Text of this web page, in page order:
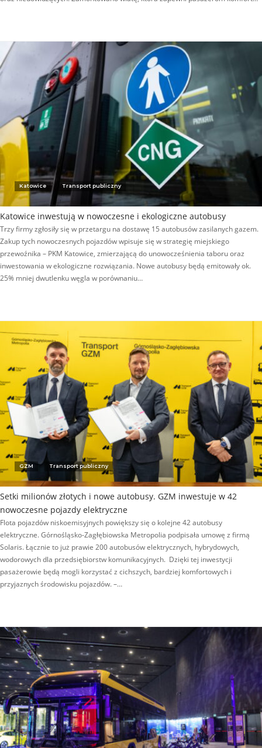
Katowice Transport publiczny
Katowice inwestują w nowoczesne i ekologiczne autobusy
Trzy firmy zgłosiły się w przetargu na dostawę 15 autobusów zasilanych gazem.
Zakup tych nowoczesnych pojazdów wpisuje się w strategię miejskiego
przewoźnika – PKM Katowice, zmierzającą do unowocześnienia taboru oraz
inwestowania w ekologiczne rozwiązania. Nowe autobusy będą emitowały ok.
25% mniej dwutlenku węgla w porównaniu…
GZM Transport publiczny
Setki milionów złotych i nowe autobusy. GZM inwestuje w 42
nowoczesne pojazdy elektryczne
Flota pojazdów niskoemisyjnych powiększy się o kolejne 42 autobusy
elektryczne. Górnośląsko-Zagłębiowska Metropolia podpisała umowę z firmą
Solaris. Łącznie to już prawie 200 autobusów elektrycznych, hybrydowych,
wodorowych dla przedsiębiorstw komunikacyjnych. Dzięki tej inwestycji
pasażerowie będą mogli korzystać z cichszych, bardziej komfortowych i
przyjaznych środowisku pojazdów. –…